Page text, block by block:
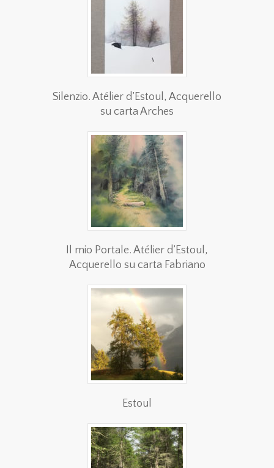
Silenzio. Atélier d’Estoul, Acquerello
su carta Arches
Il mio Portale. Atélier d’Estoul,
Acquerello su carta Fabriano
Estoul